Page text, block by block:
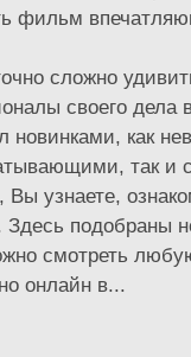
фильм
сложно
своего дела
как
так и
Вы узнаете,
Здесь подобраны
смотреть
онлайн в...